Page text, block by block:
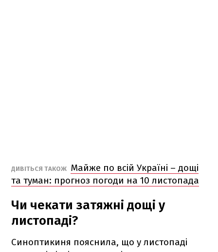
ДИВІТЬСЯ ТАКОЖ Майже по всій Україні – дощі
та туман: прогноз погоди на 10 листопада
Чи чекати затяжні дощі у
листопаді?
Синоптикиня пояснила, що у листопаді